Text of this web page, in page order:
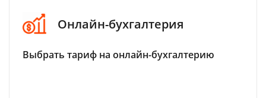
Онлайн-бухгалтерия
Выбрать тариф на онлайн-бухгалтерию